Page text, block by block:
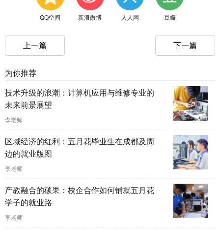
QQ空间 新浪微博 人人网 豆瓣
上一篇 下一篇
为你推荐
技术升级的浪潮：计算机应用与维修专业的
未来前景展望
李老师
区域经济的红利：五月花毕业生在成都及周
边的就业版图
李老师
产教融合的硕果：校企合作如何铺就五月花
学子的就业路
李老师